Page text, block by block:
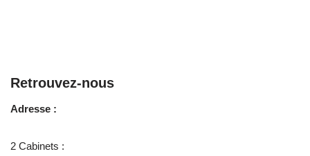
Retrouvez-nous
Adresse :
2 Cabinets :